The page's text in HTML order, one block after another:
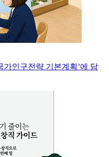
가인구전략 기본계획’에 담